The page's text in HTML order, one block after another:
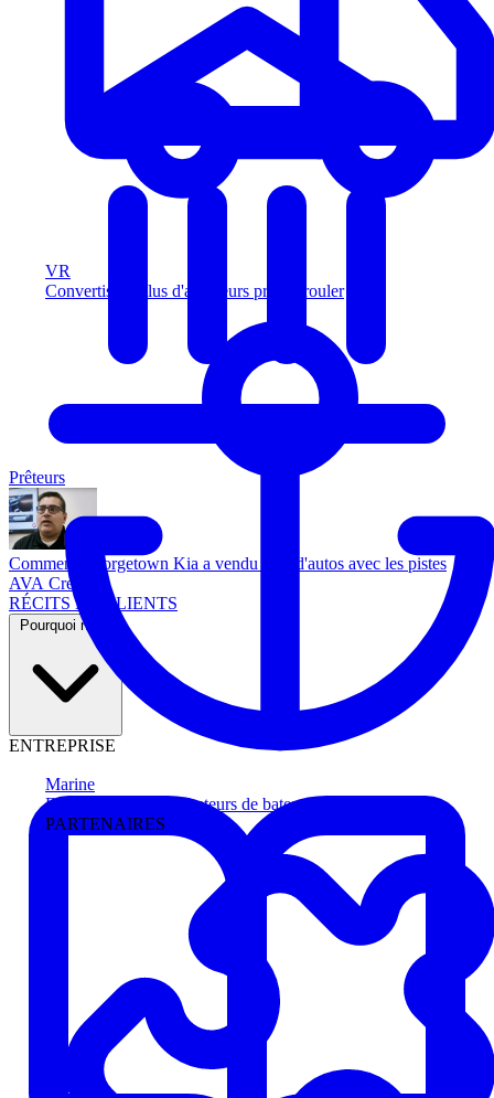
VR
Convertissez plus d'acheteurs prêts à rouler
Marine
Faites avancer les acheteurs de bateau
PARTENAIRES
Prêteurs
Comment Georgetown Kia a vendu plus d'autos avec les pistes
AVA Credit
RÉCITS DE CLIENTS
Pourquoi nous
ENTREPRISE